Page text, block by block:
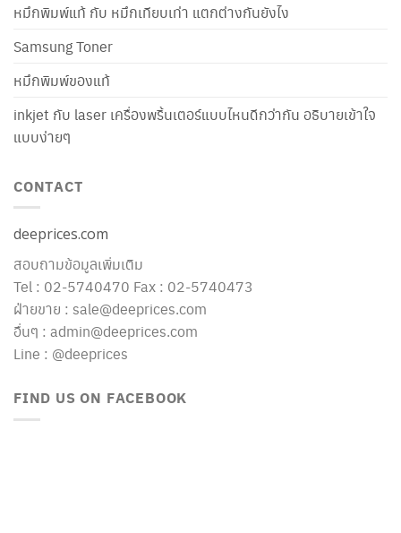
หมึกพิมพ์แท้ กับ หมึกเทียบเท่า แตกต่างกันยังไง
Samsung Toner
หมึกพิมพ์ของแท้
inkjet กับ laser เครื่องพริ้นเตอร์แบบไหนดีกว่ากัน อธิบายเข้าใจ
แบบง่ายๆ
CONTACT
deeprices.com
สอบถามข้อมูลเพิ่มเติม
Tel : 02-5740470 Fax : 02-5740473
ฝ่ายขาย : sale@deeprices.com
อื่นๆ : admin@deeprices.com
Line : @deeprices
FIND US ON FACEBOOK